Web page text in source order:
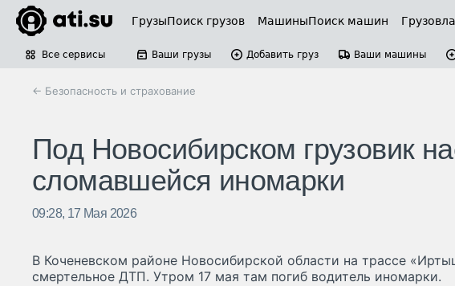
ГрузыПоиск грузов МашиныПоиск машин
Все сервисы Ваши грузы Добавить груз Ваши машины
← Безопасность и страхование
Под Новосибирском грузовик
сломавшейся иномарки
09:28, 17 Мая 2026
В Коченевском районе Новосибирской области на трассе
смертельное ДТП. Утром 17 мая там погиб водитель иномарки.